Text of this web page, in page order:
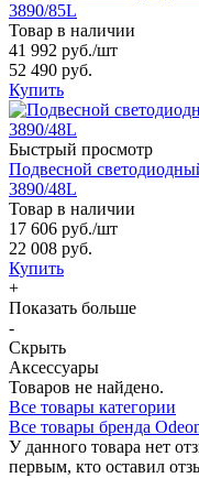
3890/85L
Товар в наличии
41 992 руб./шт
52 490 руб.
Купить
Быстрый просмотр
Подвесной
3890/48L
Товар в наличии
17 606 руб./шт
22 008 руб.
Купить
+
Показать больше
-
Скрыть
Аксессуары
Товаров не найдено.
Все товары категории
Все товары бренда
У данного товара нет
первым, кто оставил